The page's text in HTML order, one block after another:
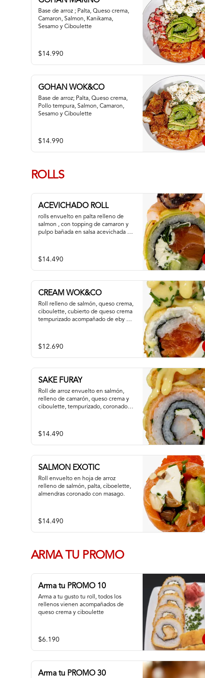
Base de arroz ; Palta, Queso crema,
Camaron, Salmon, Kanikama,
Sesamo y Ciboulette
$14.990
GOHAN WOK&CO
Base de arroz; Palta, Queso crema,
Pollo tempura, Salmon, Camaron,
Sesamo y Ciboulette
$14.990
ROLLS
ACEVICHADO ROLL
rolls envuelto en palta relleno de
salmon , con topping de camaron y
pulpo bañada en salsa acevichada de
$14.490
CREAM WOK&CO
Roll relleno de salmón, queso crema,
ciboulette, cubierto de queso crema
tempurizado acompañado de eby
$12.690
SAKE FURAY
Roll de arroz envuelto en salmón,
relleno de camarón, queso crema y
ciboulette, tempurizado, coronado
$14.490
SALMON EXOTIC
Roll envuelto en hoja de arroz
relleno de salmón, palta, ciboelette,
almendras coronado con masago.
$14.490
ARMA TU PROMO
Arma tu PROMO 10
Arma a tu gusto tu roll, todos los
rellenos vienen acompañados de
queso crema y ciboulette
$6.190
Arma tu PROMO 30